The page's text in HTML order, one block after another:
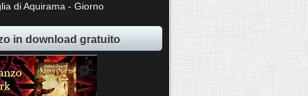
di Aquirama - Giorno
in download gratuito